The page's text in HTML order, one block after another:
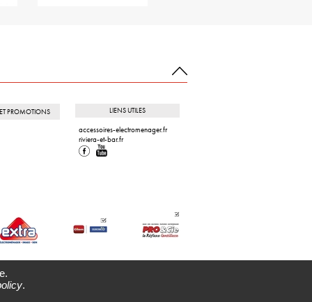
PROMOTIONS LIENS UTILES
accessoires-electromenager.fr
riviera-et-bar.fr
.